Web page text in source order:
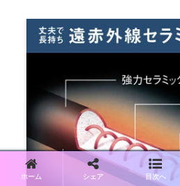
ホーム シェア 目次へ